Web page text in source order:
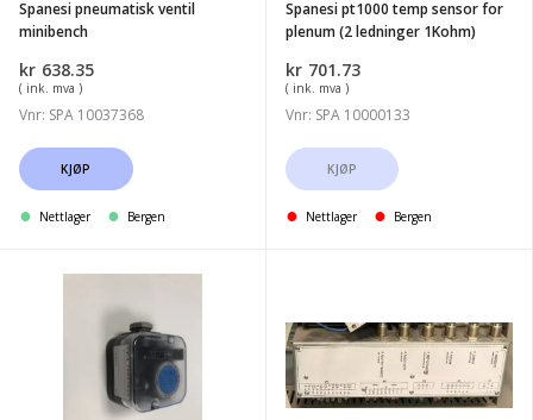
Spanesi pneumatisk ventil
minibench
kr 638.35
( ink. mva )
Vnr: SPA 10037368
KJØP
Nettlager Bergen
ledninger
1Kohm)
Spanesi pt1000 temp sensor for
plenum (2 ledninger 1Kohm)
kr 701.73
( ink. mva )
Vnr: SPA 10000133
KJØP
Nettlager Bergen
manostat
PLS
for
eldre
touchpanel